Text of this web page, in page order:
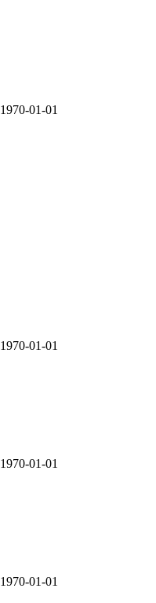
1970-01-01
1970-01-01
1970-01-01
1970-01-01